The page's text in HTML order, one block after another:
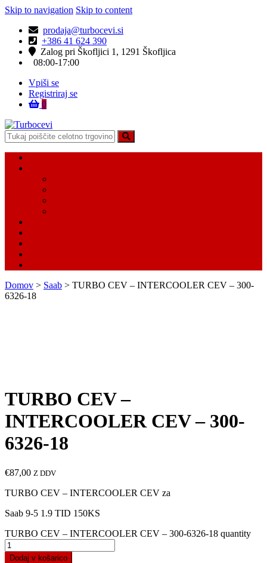
Skip to navigation Skip to content
prodaja@turbocevi.si
+386 41 624 390
Zalog pri Škofljici 1, 1291 Škofljica
08:00-17:00
Vpiši se
Registriraj se
0
Turbocevi
Turbo ideal – turbo cevi
Domov > Saab > TURBO CEV – INTERCOOLER CEV – 300-
6326-18
TURBO CEV –
INTERCOOLER CEV – 300-
6326-18
€87,00 Z DDV
TURBO CEV – INTERCOOLER CEV za
Saab 9-5 1.9 TID 150KS
TURBO CEV – INTERCOOLER CEV – 300-6326-18 quantity
Dodaj v košarico